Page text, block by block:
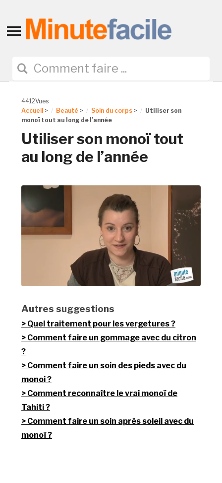
Toggle
navigation
4412Vues
Accueil > Beauté > Soin du corps >
Utiliser son
monoï tout au long de l’année
Utiliser son monoï tout
au long de l’année
Autres suggestions
Quel traitement pour les vergetures ?
Comment faire un gommage avec du citron
?
Comment faire un soin des pieds avec du
monoi ?
Comment reconnaître le vrai monoï de
Tahiti ?
Comment faire un soin après soleil avec du
monoï ?